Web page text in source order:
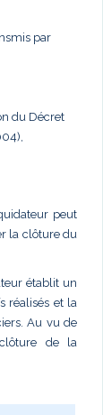
par
du Décret
peut
la clôture du
établit un
réalisés et la
Au vu de
de la